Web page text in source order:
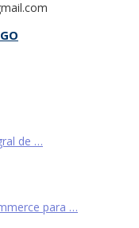
de …
para …